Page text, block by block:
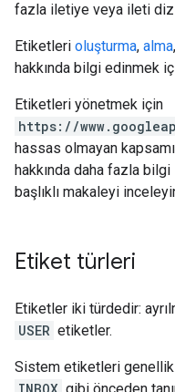
fazla iletiye veya ileti
Etiketleri oluşturma, alma,
hakkında bilgi edinmek
Etiketleri yönetmek için
https://
hassas olmayan
hakkında daha fazla bilgi
başlıklı makaleyi
Etiket türleri
Etiketler iki türdedir:
USER etiketler.
Sistem etiketleri